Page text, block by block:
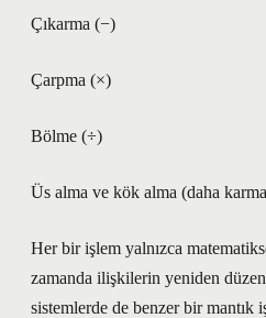
Çıkarma (−)
Çarpma (×)
Bölme (÷)
Üs alma ve kök alma (daha
Her bir işlem yalnızca
zamanda ilişkilerin yeniden
sistemlerde de benzer bir mantık